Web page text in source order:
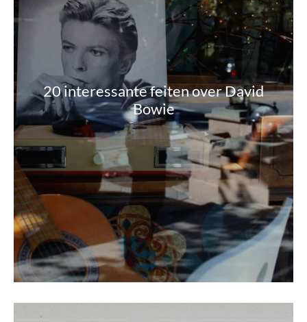
20 interessante feiten over David
Bowie